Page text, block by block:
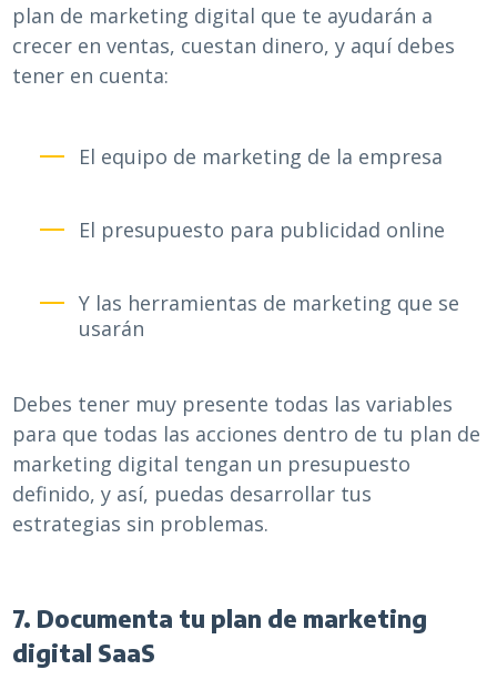
plan de marketing digital que te ayudarán a
crecer en ventas, cuestan dinero, y aquí debes
tener en cuenta:
El equipo de marketing de la empresa
El presupuesto para publicidad online
Y las herramientas de marketing que se
usarán
Debes tener muy presente todas las variables
para que todas las acciones dentro de tu plan de
marketing digital tengan un presupuesto
definido, y así, puedas desarrollar tus
estrategias sin problemas.
7. Documenta tu plan de marketing
digital SaaS